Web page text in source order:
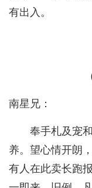
有出入。
南星兄：
奉手札及宠
养。望心情开朗
有人在此卖长跑